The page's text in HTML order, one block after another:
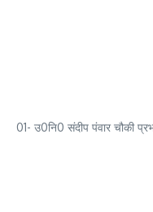
01- उ0नि0 संदीप पंवार चौकी